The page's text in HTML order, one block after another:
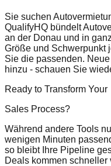
Sie suchen
QualifyHQ bündelt
an der Donau und in
Größe und Schwerpunkt
Sie die passenden.
hinzu - schauen Sie
Ready to Transform Your
Sales Process?
Während andere Tools
wenigen Minuten
so bleibt Ihre Pipeline
Deals kommen schneller